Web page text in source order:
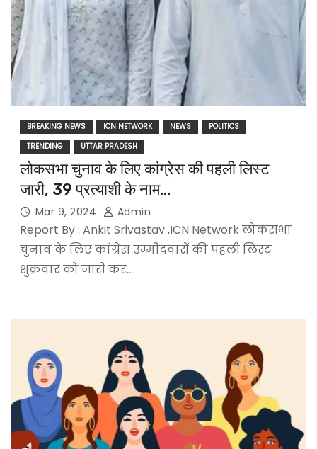
BREAKING NEWS ICN NETWORK NEWS
POLITICS
TRENDING
UTTAR PRADESH
लोकसभा चुनाव के लिए कांग्रेस की पहली लिस्ट
जारी, 39 प्रत्याशी के नाम…
Mar 9, 2024 Admin
Report By : Ankit Srivastav ,ICN Network लोकसभा
चुनाव के लिए कांग्रेस उम्मीदवारों की पहली लिस्ट
शुक्रवार को जारी कर…